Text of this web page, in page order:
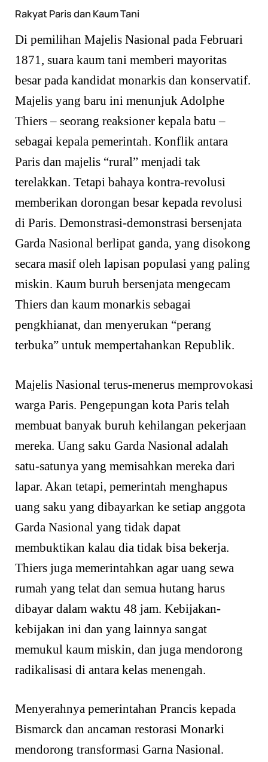
Rakyat Paris dan Kaum Tani
Di pemilihan Majelis Nasional pada Februari
1871, suara kaum tani memberi mayoritas
besar pada kandidat monarkis dan konservatif.
Majelis yang baru ini menunjuk Adolphe
Thiers – seorang reaksioner kepala batu –
sebagai kepala pemerintah. Konflik antara
Paris dan majelis “rural” menjadi tak
terelakkan. Tetapi bahaya kontra-revolusi
memberikan dorongan besar kepada revolusi
di Paris. Demonstrasi-demonstrasi bersenjata
Garda Nasional berlipat ganda, yang disokong
secara masif oleh lapisan populasi yang paling
miskin. Kaum buruh bersenjata mengecam
Thiers dan kaum monarkis sebagai
pengkhianat, dan menyerukan “perang
terbuka” untuk mempertahankan Republik.
Majelis Nasional terus-menerus memprovokasi
warga Paris. Pengepungan kota Paris telah
membuat banyak buruh kehilangan pekerjaan
mereka. Uang saku Garda Nasional adalah
satu-satunya yang memisahkan mereka dari
lapar. Akan tetapi, pemerintah menghapus
uang saku yang dibayarkan ke setiap anggota
Garda Nasional yang tidak dapat
membuktikan kalau dia tidak bisa bekerja.
Thiers juga memerintahkan agar uang sewa
rumah yang telat dan semua hutang harus
dibayar dalam waktu 48 jam. Kebijakan-
kebijakan ini dan yang lainnya sangat
memukul kaum miskin, dan juga mendorong
radikalisasi di antara kelas menengah.
Menyerahnya pemerintahan Prancis kepada
Bismarck dan ancaman restorasi Monarki
mendorong transformasi Garna Nasional.